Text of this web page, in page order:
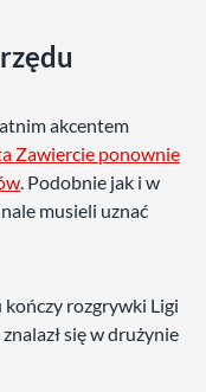
akcentem
Zawiercie ponownie
. Podobnie jak i w
musieli uznać
kończy rozgrywki Ligi
się w drużynie